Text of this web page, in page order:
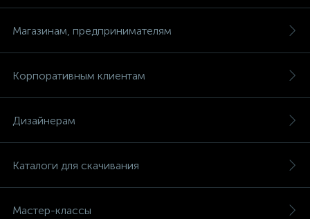
Магазинам, предпринимателям
Корпоративным клиентам
Дизайнерам
Каталоги для скачивания
Мастер-классы